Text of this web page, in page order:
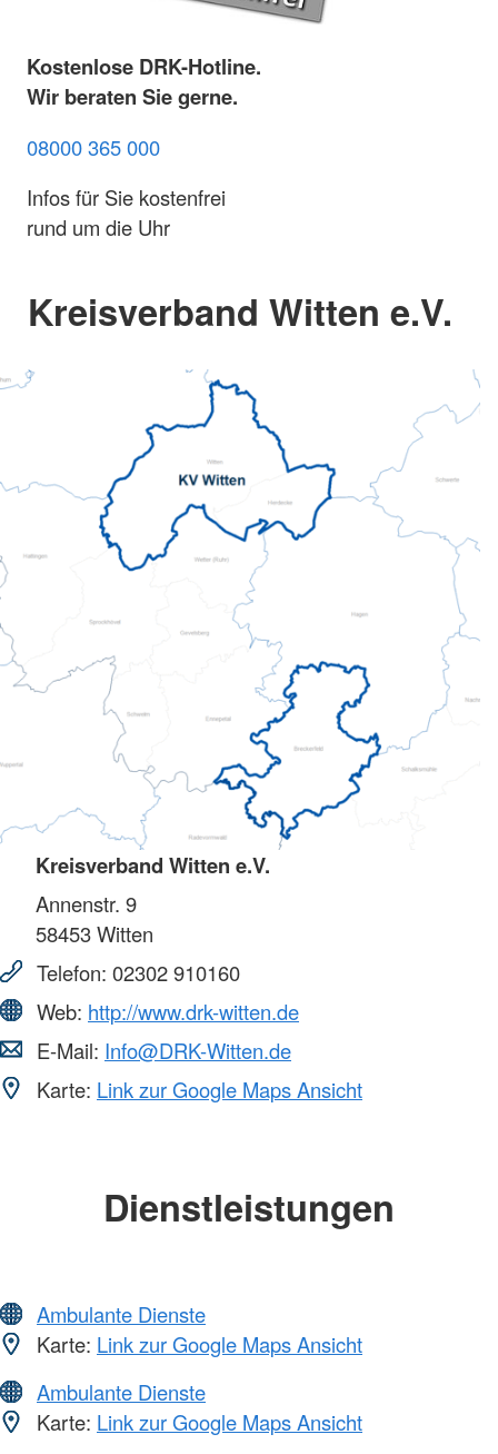
Kostenlose DRK-Hotline.
Wir beraten Sie gerne.
08000 365 000
Infos für Sie kostenfrei
rund um die Uhr
Kreisverband Witten e.V.
Kreisverband Witten e.V.
Annenstr. 9
58453Witten
Telefon: 02302 910160
Web: http://www.drk-witten.de
E-Mail: Info@DRK-Witten.de
Karte: Link zur Google Maps Ansicht
Dienstleistungen
Ambulante Dienste
Karte: Link zur Google Maps Ansicht
Ambulante Dienste
Karte: Link zur Google Maps Ansicht